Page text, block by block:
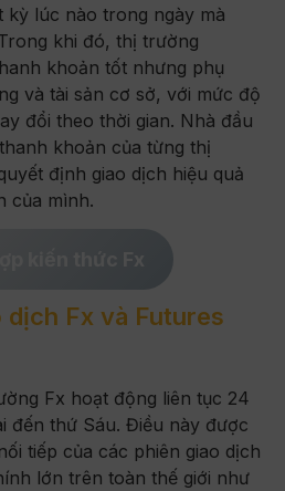
kỳ lúc nào trong ngày mà
khi đó, thị trường
khoản tốt nhưng phụ
và tài sản cơ sở, với mức độ
đổi theo thời gian. Nhà đầu
khoản của từng thị
định giao dịch hiệu quả
của mình.
dịch Fx và Futures
Fx hoạt động liên tục 24
đến thứ Sáu. Điều này được
tiếp của các phiên giao dịch
lớn trên toàn thế giới như